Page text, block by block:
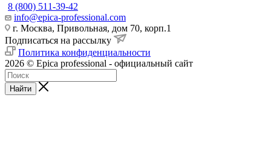
8 (800) 511-39-42
info@epica-professional.com
г. Москва, Привольная, дом 70, корп.1
Подписаться на рассылку
Политика конфиденциальности
2026 © Epica professional - официальный сайт
Найти